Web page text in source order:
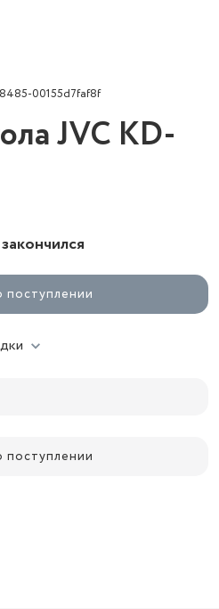
00155d7faf8f
JVC KD-
поступлении
поступлении